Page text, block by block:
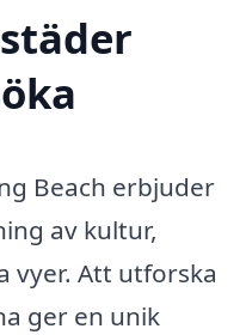
Beach erbjuder
av kultur,
vyer. Att utforska
ger en unik